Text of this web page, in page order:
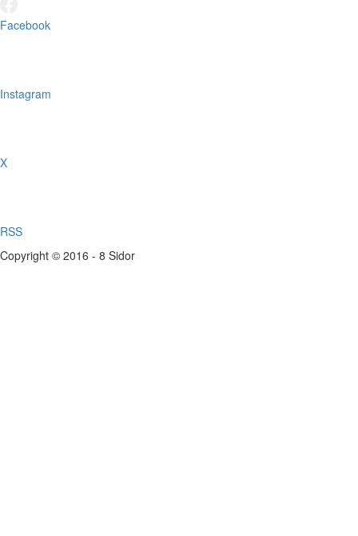
Facebook
Instagram
X
RSS
Copyright © 2016 - 8 Sidor